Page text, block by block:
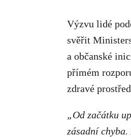
Výzvu lidé
svěřit
a občanské
přímém
zdravé
„Od začátku
zásadní